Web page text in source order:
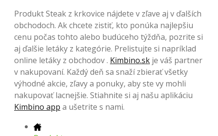
Produkt Steak z krkovice nájdete v zľave aj v ďalších
obchodoch. Ak chcete zistiť, kto ponúka najlepšiu
cenu počas tohto alebo budúceho týždňa, pozrite si
aj ďalšie letáky z kategórie. Prelistujte si napríklad
online letáky z obchodov . Kimbino.sk je váš partner
v nakupovaní. Každý deň sa snaží zbierať všetky
výhodné akcie, zľavy a ponuky, aby ste vy mohli
nakupovať lacnejšie. Stiahnite si aj našu aplikáciu
Kimbino app a ušetrite s nami.